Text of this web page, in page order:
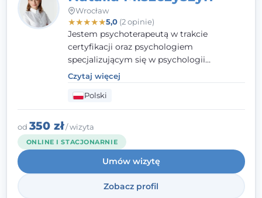
Wrocław
★★★★★5,0(2 opinie)
Jestem psychoterapeutą w trakcie
certyfikacji oraz psychologiem
specjalizującym się w psychologii
klinicznej. Ukończyłam również studia
podyplomowe z Praktycznej Diagnozy
Psychologicznej. Aktywnie uczestniczę w
działalności Polskiego Towarzystwa
Psychiatrycznego oraz Polskiego
Towarzystwa Psychologicznego, a także
jestem członkiem nadzwyczajnym
Wielkopolskiego Towarzystwa Terapii
Systemowej.
Czytaj więcej
Polski
od 350 zł/ wizyta
ONLINE I STACJONARNIE
Umów wizytę
Zobacz profil